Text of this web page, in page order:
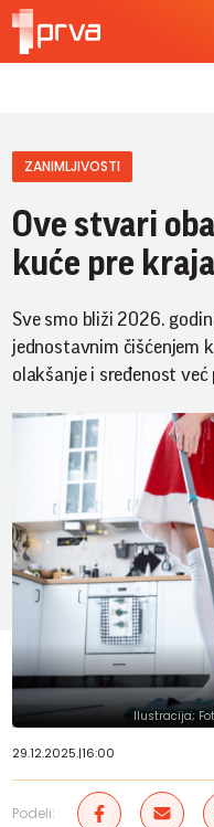
ZANIMLJIVOSTI
Ove stvari
kuće pre
Sve smo bliži 2026.
jednostavnim čišćenjem
olakšanje i sređenost već
Ilustracija;
29.12.2025.|16:00
Podeli: